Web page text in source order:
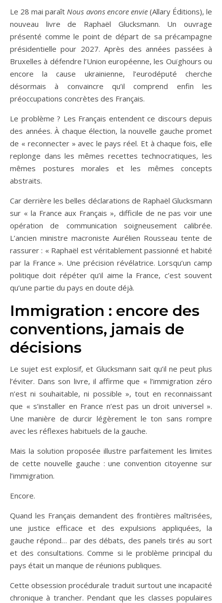
Le 28 mai paraîtNous avons encore envie(Allary Éditions), le
nouveau livre de Raphaël Glucksmann. Un ouvrage
présenté comme le point de départ de sa précampagne
présidentielle pour 2027. Après des années passées à
Bruxelles à défendre l’Union européenne, les Ouïghours ou
encore la cause ukrainienne, l’eurodéputé cherche
désormais à convaincre qu’il comprend enfin les
préoccupations concrètes des Français.
Le problème ? Les Français entendent ce discours depuis
des années. À chaque élection, la nouvelle gauche promet
de « reconnecter » avec le pays réel. Et à chaque fois, elle
replonge dans les mêmes recettes technocratiques, les
mêmes postures morales et les mêmes concepts
abstraits.
Car derrière les belles déclarations de Raphaël Glucksmann
sur « la France aux Français », difficile de ne pas voir une
opération de communication soigneusement calibrée.
L’ancien ministre macroniste Aurélien Rousseau tente de
rassurer : « Raphaël est véritablement passionné et habité
par la France ». Une précision révélatrice. Lorsqu’un camp
politique doit répéter qu’il aime la France, c’est souvent
qu’une partie du pays en doute déjà.
Immigration : encore des
conventions, jamais de
décisions
Le sujet est explosif, et Glucksmann sait qu’il ne peut plus
l’éviter. Dans son livre, il affirme que « l’immigration zéro
n’est ni souhaitable, ni possible », tout en reconnaissant
que « s’installer en France n’est pas un droit universel ».
Une manière de durcir légèrement le ton sans rompre
avec les réflexes habituels de la gauche.
Mais la solution proposée illustre parfaitement les limites
de cette nouvelle gauche : une convention citoyenne sur
l’immigration.
Encore.
Quand les Français demandent des frontières maîtrisées,
une justice efficace et des expulsions appliquées, la
gauche répond… par des débats, des panels tirés au sort
et des consultations. Comme si le problème principal du
pays était un manque de réunions publiques.
Cette obsession procédurale traduit surtout une incapacité
chronique à trancher. Pendant que les classes populaires